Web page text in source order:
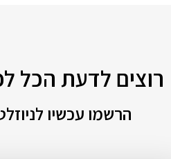
רוצים לדעת הכל
הרשמו עכשיו